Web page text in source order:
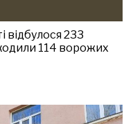
відбулося 233
114 ворожих